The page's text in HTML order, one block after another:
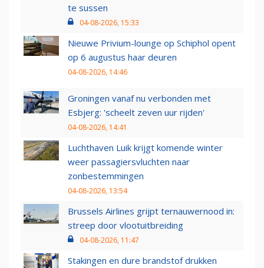
te sussen
04-08-2026, 15:33
Nieuwe Privium-lounge op Schiphol opent
op 6 augustus haar deuren
04-08-2026, 14:46
Groningen vanaf nu verbonden met
Esbjerg: 'scheelt zeven uur rijden'
04-08-2026, 14:41
Luchthaven Luik krijgt komende winter
weer passagiersvluchten naar
zonbestemmingen
04-08-2026, 13:54
Brussels Airlines grijpt ternauwernood in:
streep door vlootuitbreiding
04-08-2026, 11:47
Stakingen en dure brandstof drukken